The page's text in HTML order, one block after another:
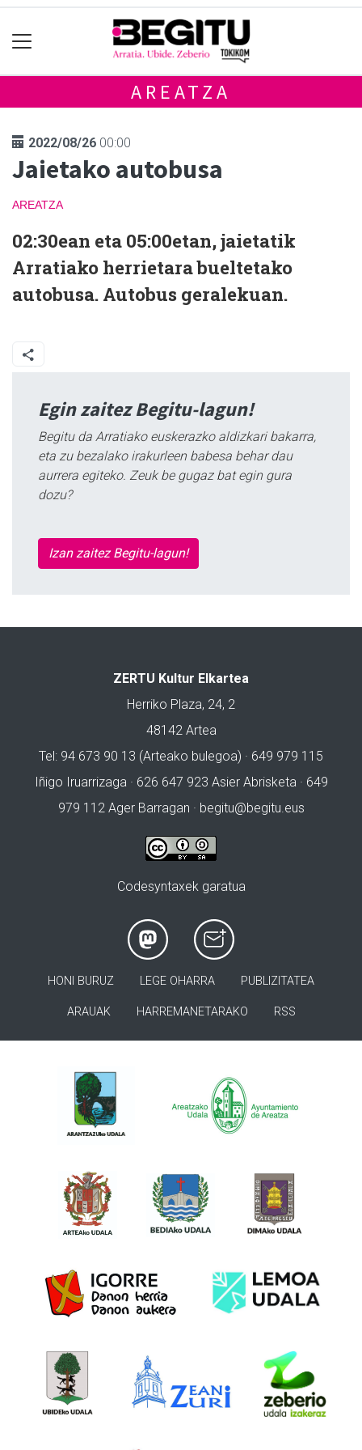
AREATZA
2022/08/26 00:00
Jaietako autobusa
AREATZA
02:30ean eta 05:00etan, jaietatik
Arratiako herrietara bueltetako
autobusa. Autobus geralekuan.
Egin zaitez Begitu-lagun!
Begitu da Arratiako euskerazko aldizkari bakarra,
eta zu bezalako irakurleen babesa behar dau
aurrera egiteko. Zeuk be gugaz bat egin gura
dozu?
Izan zaitez Begitu-lagun!
ZERTU Kultur Elkartea
Herriko Plaza, 24, 2
48142 Artea
Tel: 94 673 90 13 (Arteako bulegoa) · 649 979 115
Iñigo Iruarrizaga · 626 647 923 Asier Abrisketa · 649
979 112 Ager Barragan · begitu@begitu.eus
Codesyntaxek garatua
HONI BURUZ LEGE OHARRA PUBLIZITATEA
ARAUAK HARREMANETARAKO RSS